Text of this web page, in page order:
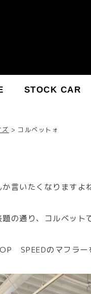
STOCK CAR
ズ コルベットォ
言いたくなりますよ
の通り、コルベット
SPEEDのマフラー